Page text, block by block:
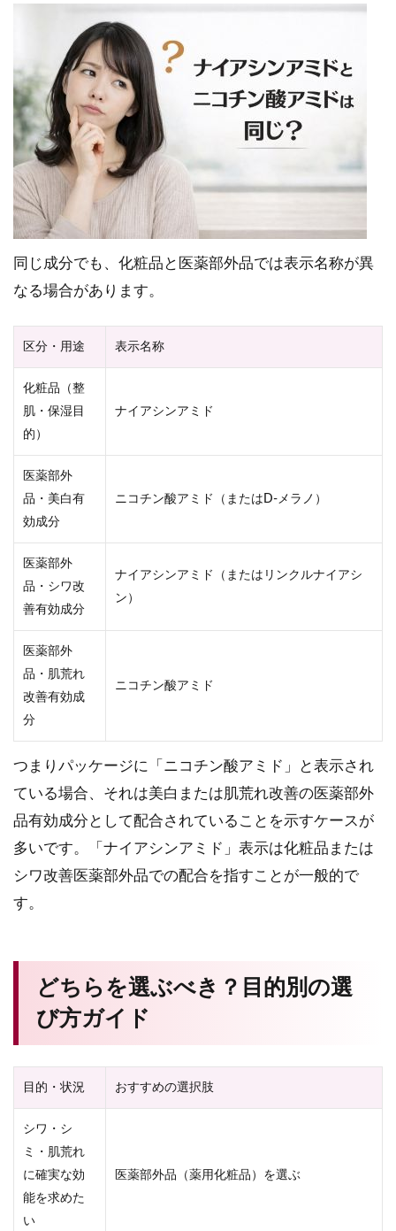
同じ成分でも、化粧品と医薬部外品では表示名称が異
なる場合があります。
区分・用途 表示名称
化粧品（整
肌・保湿目
的）
ナイアシンアミド
医薬部外
品・美白有
効成分
ニコチン酸アミド（またはD-メラノ）
医薬部外
品・シワ改
善有効成分
ナイアシンアミド（またはリンクルナイアシ
ン）
医薬部外
品・肌荒れ
改善有効成
分
ニコチン酸アミド
つまりパッケージに「ニコチン酸アミド」と表示され
ている場合、それは美白または肌荒れ改善の医薬部外
品有効成分として配合されていることを示すケースが
多いです。「ナイアシンアミド」表示は化粧品または
シワ改善医薬部外品での配合を指すことが一般的で
す。
どちらを選ぶべき？目的別の選
び方ガイド
目的・状況 おすすめの選択肢
シワ・シ
ミ・肌荒れ
に確実な効
能を求めた
い
医薬部外品（薬用化粧品）を選ぶ